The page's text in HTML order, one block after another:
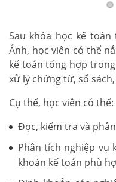
Sau khóa học kế
Ánh, học viên có thể
kế toán tổng hợp
xử lý chứng từ, sổ
Cụ thể, học viên có thể:
Đọc, kiểm tra và
Phân tích nghiệp vụ
khoản kế toán phù